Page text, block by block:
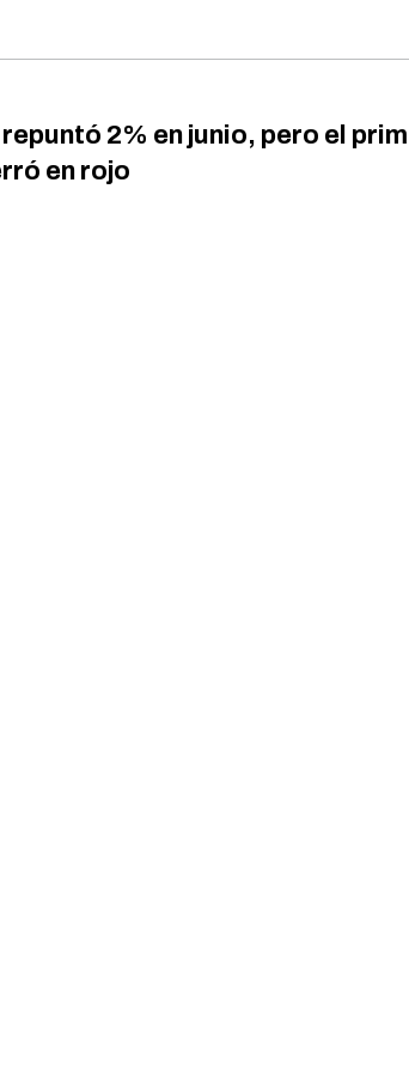
2% en junio, pero el
en rojo